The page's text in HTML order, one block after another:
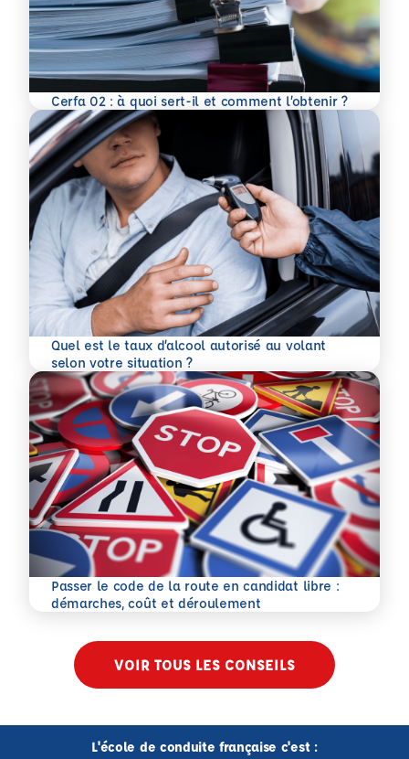
Cerfa 02 : à quoi sert-il et comment l’obtenir ?
En savoir plus
Quel est le taux d’alcool autorisé au volant
selon votre situation ?
En savoir plus
Passer le code de la route en candidat libre :
démarches, coût et déroulement
En savoir plus
VOIR TOUS LES CONSEILS
L'école de conduite française c'est :